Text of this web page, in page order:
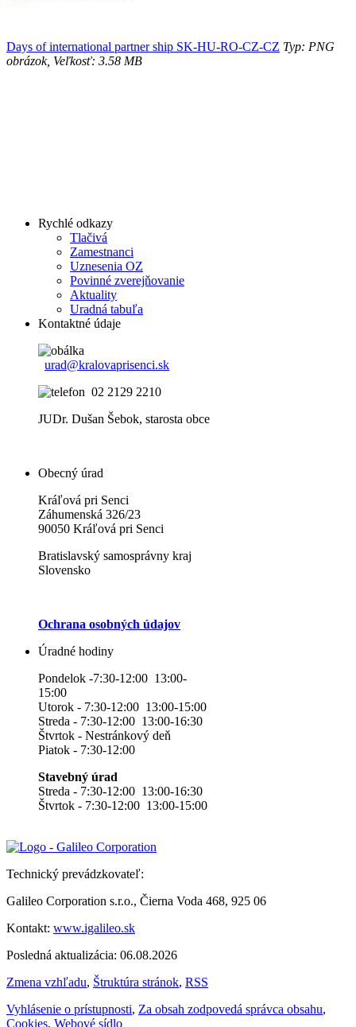
Days of international partner ship SK-HU-RO-CZ-CZ Typ: PNG
obrázok, Veľkosť: 3.58 MB
Rychlé odkazy
Tlačivá
Zamestnanci
Uznesenia OZ
Povinné zverejňovanie
Aktuality
Uradná tabuľa
Kontaktné údaje
urad@kralovaprisenci.sk
02 2129 2210
JUDr. Dušan Šebok, starosta obce
Obecný úrad
Kráľová pri Senci
Záhumenská 326/23
90050 Kráľová pri Senci
Bratislavský samosprávny kraj
Slovensko
Ochrana osobných údajov
Úradné hodiny
Pondelok -7:30-12:00 13:00-
15:00
Utorok - 7:30-12:00 13:00-15:00
Streda - 7:30-12:00 13:00-16:30
Štvrtok - Nestránkový deň
Piatok - 7:30-12:00
Stavebný úrad
Streda - 7:30-12:00 13:00-16:30
Štvrtok - 7:30-12:00 13:00-15:00
Technický prevádzkovateľ:
Galileo Corporation s.r.o., Čierna Voda 468, 925 06
Kontakt: www.igalileo.sk
Posledná aktualizácia: 06.08.2026
Zmena vzhľadu, Štruktúra stránok, RSS
Vyhlásenie o prístupnosti, Za obsah zodpovedá správca obsahu,
Cookies, Webové sídlo